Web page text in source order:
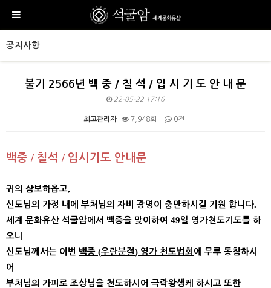
공지사항
불기 2566년 백 중 / 칠 석 / 입 시 기 도 안 내 문
22-05-22 17:16
최고관리자 7,948회 0건
백중 / 칠석 / 입시기도 안내문
귀의 삼보하옵고,
신도님의 가정 내에 부처님의 자비 광명이 충만하시길 기원 합니다.
세계 문화유산 석굴암에서 백중을 맞이하여 49일 영가천도기도를 하
오니
신도님께서는 이번 백중 (우란분절) 영가 천도법회 에 무루 동참하시
어
부처님의 가피로 조상님을 천도하시어 극락왕생케 하시고 또한